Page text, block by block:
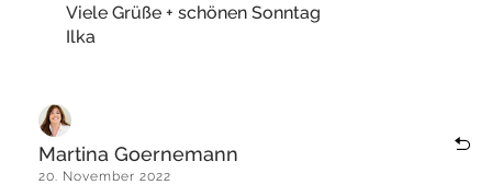
Viele Grüße + schönen Sonntag
Ilka
Martina Goernemann
20. November 2022